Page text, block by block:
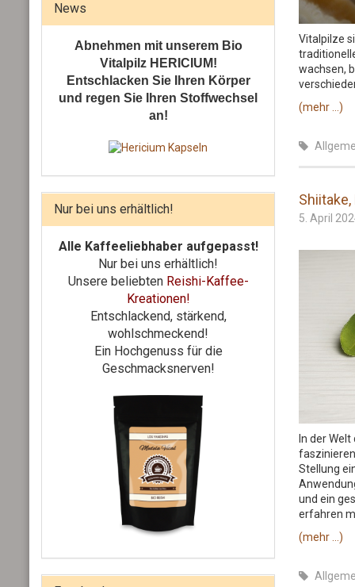
Vitalpilze
wachsen,
(mehr …)
5. April
In der
Stellung
und ein
erfahren
(mehr …)
News
Abnehmen mit unserem Bio
Vitalpilz HERICIUM!
Entschlacken Sie Ihren Körper
und regen Sie Ihren Stoffwechsel
an!
Nur bei uns erhältlich!
Alle Kaffeeliebhaber aufgepasst!
Nur bei uns erhältlich!
Unsere beliebten Reishi-Kaffee-
Kreationen!
Entschlackend, stärkend,
wohlschmeckend!
Ein Hochgenuss für die
Geschmacksnerven!